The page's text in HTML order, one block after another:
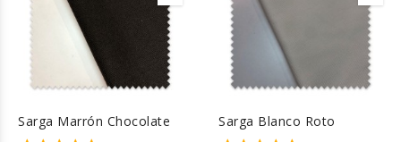
Sarga Marrón Chocolate Sarga Blanco Roto